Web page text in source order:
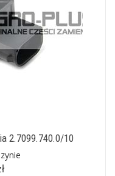
2.7099.740.0/10